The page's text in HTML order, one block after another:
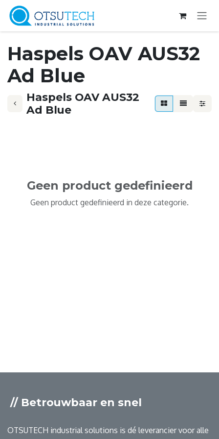
Overslaan naar inhoud
Haspels OAV AUS32
Ad Blue
Haspels OAV AUS32
Ad Blue
Geen product gedefinieerd
Geen product gedefinieerd in deze categorie.
// Betrouwbaar en snel
OTSUTECH industrial solutions is dé leverancier voor alle